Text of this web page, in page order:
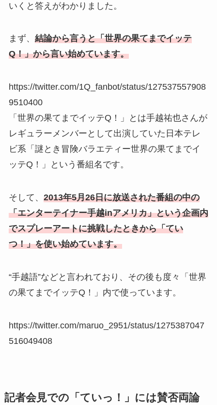
いくと答えがわかりました。
まず、 結論から言うと「世界の果てまでイッテ
Q！」から言い始めています。
https://twitter.com/1Q_fanbot/status/127537557908
9510400
「世界の果てまでイッテQ！」とは手越祐也さんが
レギュラーメンバーとして出演していた日本テレ
ビ系「謎とき冒険バラエティー世界の果てまでイ
ッテQ！」という番組名です。
そして、 2013年5月26日に放送された番組の中の
「エンターテイナー手越inアメリカ」という企画内
でスプレーアートに挑戦したときから「てい
つ！」を使い始めています。
“手越語”などと言われており、その後も度々「世界
の果てまでイッテQ！」内で使っています。
https://twitter.com/maruo_2951/status/1275387047
516049408
記者会見での「ていっ！」には賛否両論